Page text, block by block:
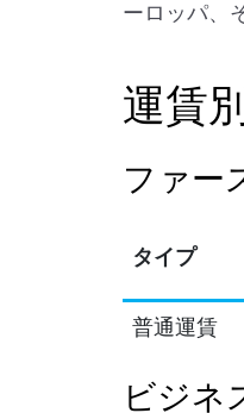
ーロッパ、
運賃
ファー
タイプ
普通運賃
ビジネ